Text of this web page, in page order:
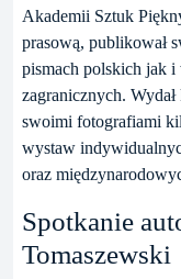
Akademii Sztuk
prasową, publikował
pismach polskich jak
zagranicznych.
swoimi fotografiami
wystaw
oraz
Spotkanie
Tomaszewski